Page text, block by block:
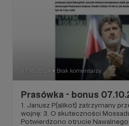
07.10.2024 ● Brak komentarzy
Prasówka - bonus
1. Janusz P(alikot) zatrzymany
wojnę: 3. O skuteczności
Potwierdzono otrucie